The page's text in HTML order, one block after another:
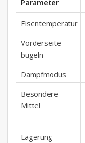
Parameter
Eisentemperatur
Vorderseite
bügeln
Dampfmodus
Besondere
Mittel
Lagerung